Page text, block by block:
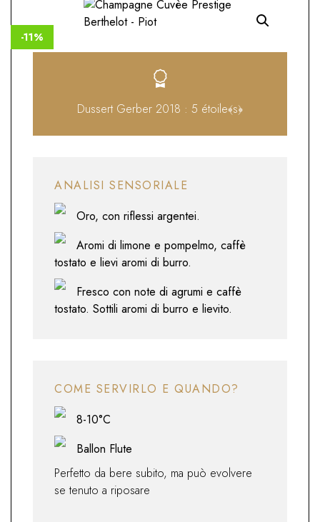
-11%
Dussert Gerber 2018 : 5 étoile﴾s﴿
ANALISI SENSORIALE
Oro, con riflessi argentei.
Aromi di limone e pompelmo, caffè
tostato e lievi aromi di burro.
Fresco con note di agrumi e caffè
tostato. Sottili aromi di burro e lievito.
COME SERVIRLO E QUANDO?
8-10°C
Ballon Flute
Perfetto da bere subito, ma può evolvere
se tenuto a riposare